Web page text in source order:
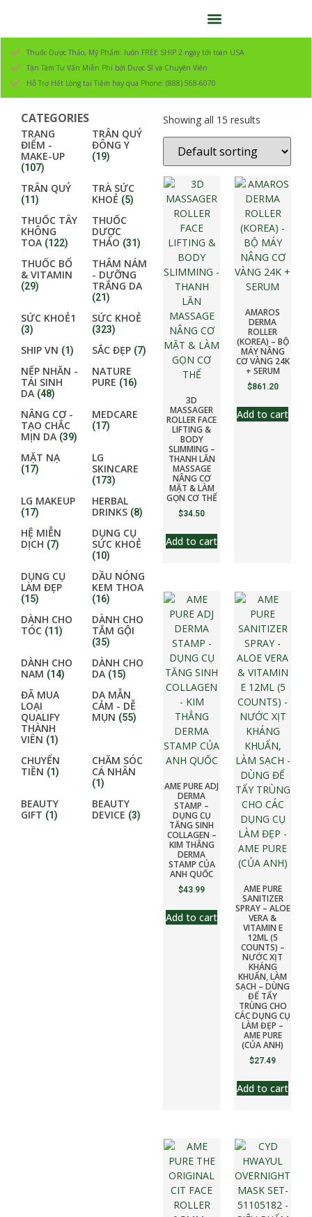
Thuốc Dược Thảo, Mỹ Phẩm: luôn FREE SHIP 2 ngày tới toàn USA
Tận Tâm Tư Vấn Miễn Phí bởi Dược Sĩ và Chuyên Viên
Hỗ Trợ Hết Lòng tại Tiệm hay qua Phone: (888) 568-6070
CATEGORIES
TRANG
ĐIỂM -
MAKE-UP
(107)
TRÂN QUÝ
ĐÔNG Y
(19)
TRÂN QUÝ
(11)
TRÀ SỨC
KHOẺ (5)
THUỐC TÂY
KHÔNG
TOA (122)
THUỐC
DƯỢC
THẢO (31)
THUỐC BỔ
& VITAMIN
(29)
THÂM NÁM
- DƯỠNG
TRẮNG DA
(21)
SỨC KHOẺ1
(3)
SỨC KHOẺ
(323)
SHIP VN (1) SẮC ĐẸP (7)
NẾP NHĂN -
TÁI SINH
DA (48)
NATURE
PURE (16)
NÂNG CƠ -
TẠO CHẮC
MỊN DA (39)
MEDCARE
(17)
MẶT NẠ
(17)
LG
SKINCARE
(173)
LG MAKEUP
(17)
HERBAL
DRINKS (8)
HỆ MIỄN
DỊCH (7)
DỤNG CỤ
SỨC KHOẺ
(10)
DỤNG CỤ
LÀM ĐẸP
(15)
DẦU NÓNG
KEM THOA
(16)
DÀNH CHO
TÓC (11)
DÀNH CHO
TẮM GỘI
(35)
DÀNH CHO
NAM (14)
DÀNH CHO
DA (15)
ĐÃ MUA
LOẠI
QUALIFY
THÀNH
VIÊN (1)
DA MẪN
CẢM - DỄ
MỤN (55)
CHUYỂN
TIỀN (1)
CHĂM SÓC
CÁ NHÂN
(1)
BEAUTY
GIFT (1)
BEAUTY
DEVICE (3)
Showing all 15 results
3D
MASSAGER
ROLLER FACE
LIFTING &
BODY
SLIMMING –
THANH LĂN
MASSAGE
NÂNG CƠ
MẶT & LÀM
GỌN CƠ THỂ
$34.50
Add to cart
AMAROS
DERMA
ROLLER
(KOREA) – BỘ
MÁY NÂNG
CƠ VÀNG 24K
+ SERUM
$861.20
Add to cart
AME PURE ADJ
DERMA
STAMP –
DỤNG CỤ
TĂNG SINH
COLLAGEN –
KIM THẲNG
DERMA
STAMP CỦA
ANH QUỐC
$43.99
Add to cart
AME PURE
SANITIZER
SPRAY – ALOE
VERA &
VITAMIN E
12ML (5
COUNTS) –
NƯỚC XỊT
KHÁNG
KHUẨN, LÀM
SẠCH – DÙNG
ĐỂ TẨY
TRÙNG CHO
CÁC DỤNG CỤ
LÀM ĐẸP –
AME PURE
(CỦA ANH)
$27.49
Add to cart